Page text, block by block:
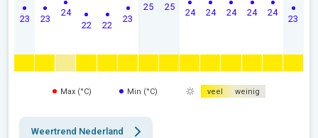
23 23
24
22 22
23
25 25
24 24 24 24 24
23
Max (°C) Min (°C) veel weinig
Weertrend Nederland